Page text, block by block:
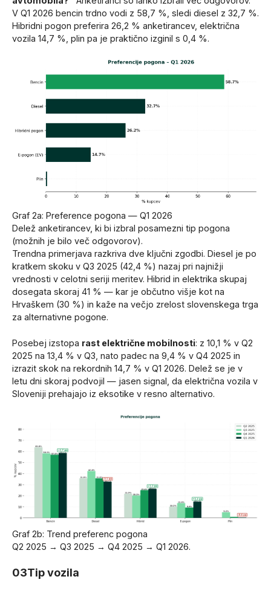
V Q1 2026 bencin trdno vodi z 58,7 %, sledi diesel z 32,7 %.
Hibridni pogon preferira 26,2 % anketirancev, električna
vozila 14,7 %, plin pa je praktično izginil s 0,4 %.
Graf 2a: Preference pogona — Q1 2026
Delež anketirancev, ki bi izbral posamezni tip pogona
(možnih je bilo več odgovorov).
Trendna primerjava razkriva dve ključni zgodbi. Diesel je po
kratkem skoku v Q3 2025 (42,4 %) nazaj pri najnižji
vrednosti v celotni seriji meritev. Hibrid in elektrika skupaj
dosegata skoraj 41 % — kar je občutno višje kot na
Hrvaškem (30 %) in kaže na večjo zrelost slovenskega trga
za alternativne pogone.
Posebej izstopa rast električne mobilnosti: z 10,1 % v Q2
2025 na 13,4 % v Q3, nato padec na 9,4 % v Q4 2025 in
izrazit skok na rekordnih 14,7 % v Q1 2026. Delež se je v
letu dni skoraj podvojil — jasen signal, da električna vozila v
Sloveniji prehajajo iz eksotike v resno alternativo.
Graf 2b: Trend preferenc pogona
Q2 2025 → Q3 2025 → Q4 2025 → Q1 2026.
03Tip vozila